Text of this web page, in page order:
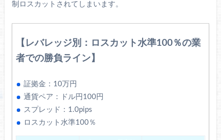
制ロスカットされてしまいます。
【レバレッジ別：ロスカット水準100％の業
者での勝負ライン】
証拠金：10万円
通貨ペア：ドル円100円
スプレッド：1.0pips
ロスカット水準100％